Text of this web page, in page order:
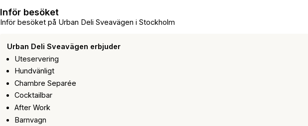
Inför besöket på Urban Deli Sveavägen i Stockholm
Inför besöket
Urban Deli Sveavägen erbjuder
Uteservering
Hundvänligt
Chambre Separée
Cocktailbar
After Work
Barnvagn